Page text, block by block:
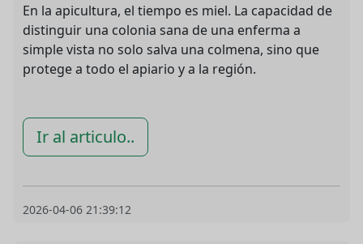
En la apicultura, el tiempo es miel. La capacidad de
distinguir una colonia sana de una enferma a
simple vista no solo salva una colmena, sino que
protege a todo el apiario y a la región.
Ir al articulo..
2026-04-06 21:39:12